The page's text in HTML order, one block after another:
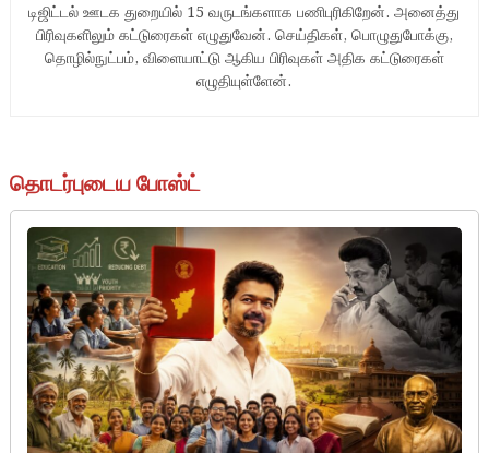
டிஜிட்டல் ஊடக துறையில் 15 வருடங்களாக பணிபுரிகிறேன். அனைத்து
பிரிவுகளிலும் கட்டுரைகள் எழுதுவேன். செய்திகள், பொழுதுபோக்கு,
தொழில்நுட்பம், விளையாட்டு ஆகிய பிரிவுகள் அதிக கட்டுரைகள்
எழுதியுள்ளேன்.
தொடர்புடைய போஸ்ட்